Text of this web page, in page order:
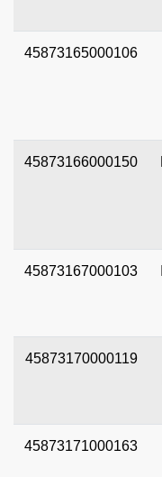
45873165000106
45873166000150
45873167000103
45873170000119
45873171000163